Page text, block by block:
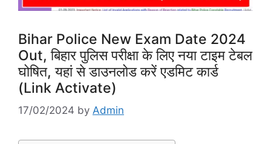
Bihar Police New Exam Date 2024
Out, बिहार पुलिस परीक्षा के लिए नया टाइम टेबल
घोषित, यहां से डाउनलोड करें एडमिट कार्ड
(Link Activate)
17/02/2024 by Admin